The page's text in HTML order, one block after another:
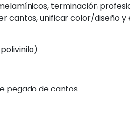
terminación
cantos, unificar color/diseño y
pegado de cantos